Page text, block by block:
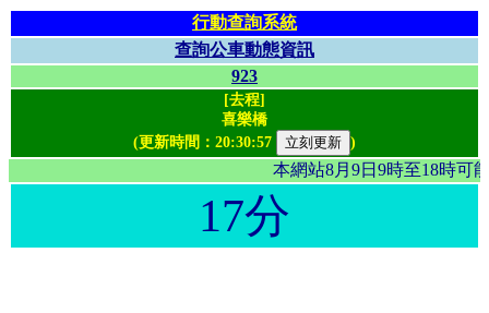
行動查詢系統
查詢公車動態資訊
923
[去程]
喜樂橋
(更新時間： 20:30:57 )
本網站8月9日9時至18
17分